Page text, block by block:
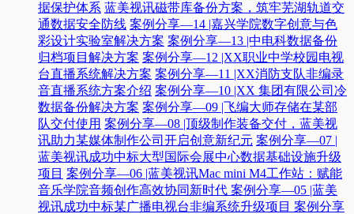
据保护体系 蓝美视讯磁带库备份方案，筑牢芜湖轨道交
通数据安全防线 案例分享—14 |嘉兴学院数字创意与色
彩设计实验室解决方案 案例分享—13 |中电科数据备份
归档项目解决方案 案例分享—12 |XX职业中学校园电视
台直播系统解决方案 案例分享—11 |XX消防支队非编录
音直播系统方案介绍 案例分享—10 |XX 集团有限公司冷
数据备份解决方案 案例分享—09 |飞编大师存储在某部
队交付使用 案例分享—08 |顶级制作装备交付，蓝美视
讯助力某媒体制作公司开启创意新纪元 案例分享—07 |
蓝美视讯成功中标大型国际会展中心数据基础设施升级
项目 案例分享—06 |蓝美视讯Mac mini M4工作站：赋能
音乐学院音频创作高效协同新时代​ 案例分享—05 |蓝美
视讯成功中标某广播电视台非编系统升级项目​ 案例分享